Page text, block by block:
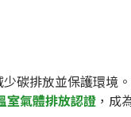
碳排放並保護環境
室氣體排放認證 ，成